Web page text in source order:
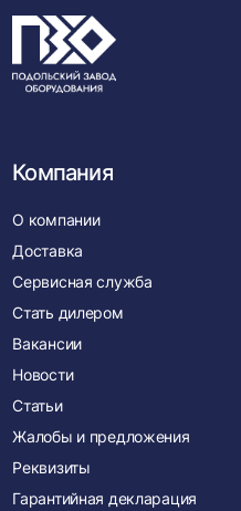
Компания
О компании
Доставка
Сервисная служба
Стать дилером
Вакансии
Новости
Статьи
Жалобы и предложения
Реквизиты
Гарантийная декларация